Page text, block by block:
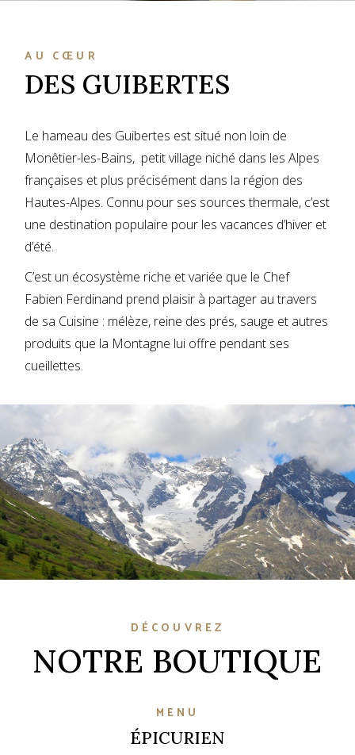
AU CŒUR
DES GUIBERTES
Le hameau des Guibertes est situé non loin de
Monêtier-les-Bains, petit village niché dans les Alpes
françaises et plus précisément dans la région des
Hautes-Alpes. Connu pour ses sources thermale, c’est
une destination populaire pour les vacances d’hiver et
d’été.
C’est un écosystème riche et variée que le Chef
Fabien Ferdinand prend plaisir à partager au travers
de sa Cuisine : mélèze, reine des prés, sauge et autres
produits que la Montagne lui offre pendant ses
cueillettes.
DÉCOUVREZ
NOTRE BOUTIQUE
MENU
ÉPICURIEN